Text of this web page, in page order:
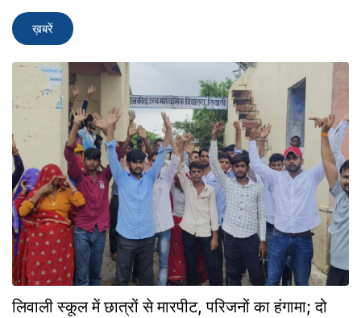
ख़बरें
लिवाली स्कूल में छात्रों से मारपीट, परिजनों का हंगामा; दो